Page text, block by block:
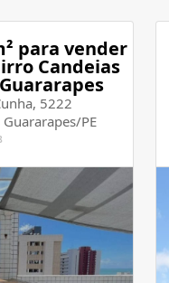
para vender
Candeias
5222
PE